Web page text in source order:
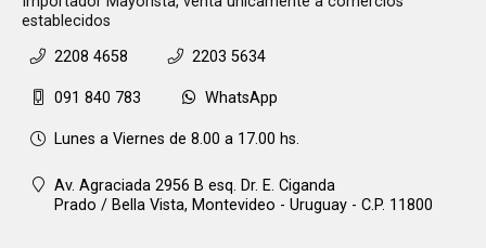
establecidos
2208 4658
2203 5634
091 840 783 WhatsApp
Lunes a Viernes de 8.00 a 17.00 hs.
Av. Agraciada 2956 B esq. Dr. E. Ciganda
Prado / Bella Vista, Montevideo - Uruguay - C.P. 11800